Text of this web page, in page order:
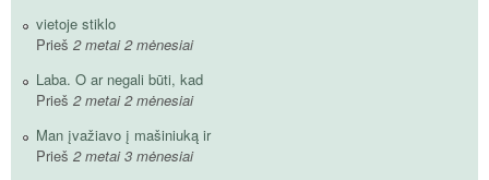
vietoje stiklo
Prieš 2 metai 2 mėnesiai
Laba. O ar negali būti, kad
Prieš 2 metai 2 mėnesiai
Man įvažiavo į mašiniuką ir
Prieš 2 metai 3 mėnesiai